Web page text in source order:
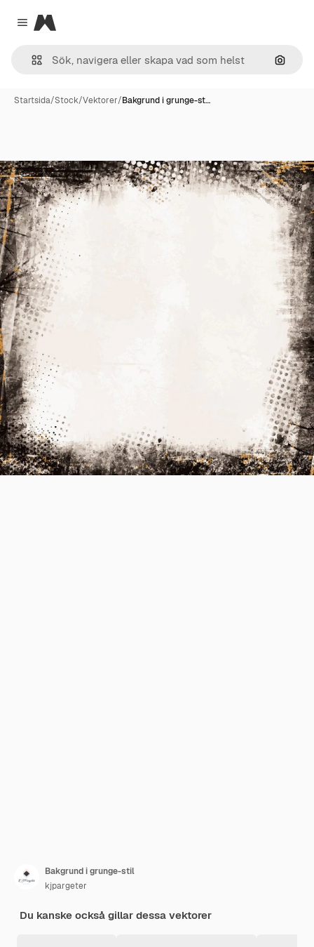
Close menu
Magnific
Sök
Startsida/Stock/Vektorer/Bakgrund i grunge-st…
Bakgrund i grunge-stil
kjpargeter
Du kanske också gillar dessa vektorer